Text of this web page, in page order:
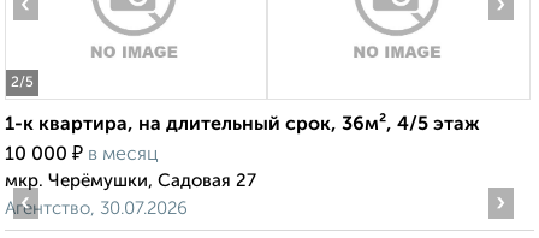
2/5
1-к квартира, на длительный срок, 36м², 4/5 этаж
10 000 ₽ в месяц
мкр. Черёмушки, Садовая 27
Агентство, 30.07.2026
‹ ›